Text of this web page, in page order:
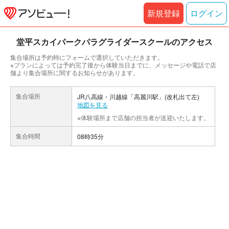
新規登録 ログイン
堂平スカイパークパラグライダースクールのアクセス
集合場所は予約時にフォームで選択していただきます。
※プランによっては予約完了後から体験当日までに、メッセージや電話で店
舗より集合場所に関するお知らせがあります。
集合場所
JR八高線・川越線「高麗川駅」(改札出て左)
地図を見る
※体験場所まで店舗の担当者が送迎いたします。
集合時間 08時35分